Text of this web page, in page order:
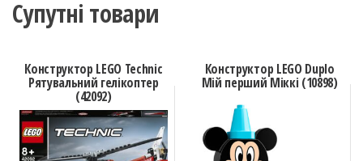
Супутні товари
Конструктор LEGO Technic
Рятувальний гелікоптер
(42092)
Конструктор LEGO Duplo
Мій перший Міккі (10898)